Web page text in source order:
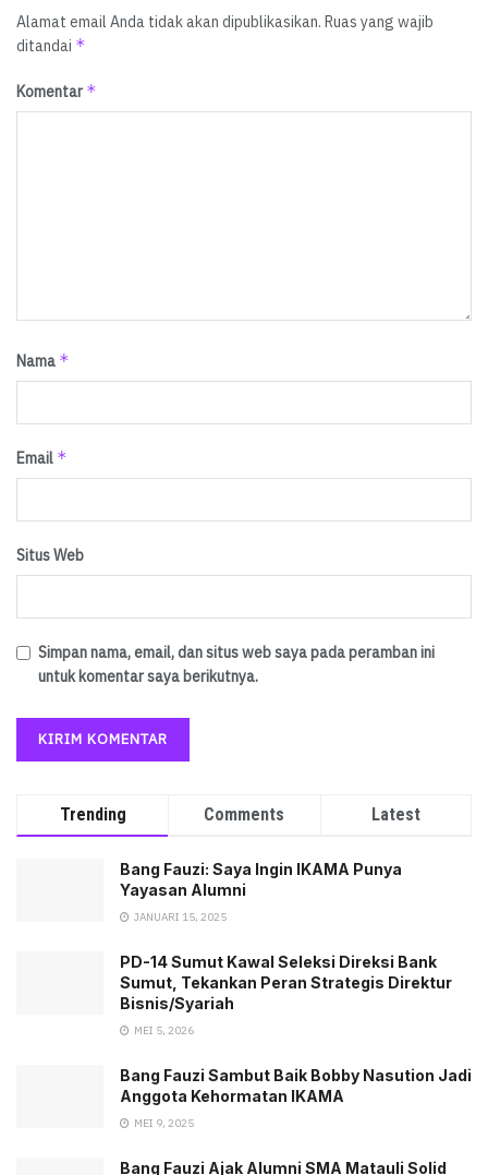
Alamat email Anda tidak akan dipublikasikan. Ruas yang wajib
ditandai *
Komentar*
Nama *
Email *
Situs Web
Simpan nama, email, dan situs web saya pada peramban ini
untuk komentar saya berikutnya.
Trending Comments Latest
Bang Fauzi: Saya Ingin IKAMA Punya
Yayasan Alumni
JANUARI 15, 2025
PD-14 Sumut Kawal Seleksi Direksi Bank
Sumut, Tekankan Peran Strategis Direktur
Bisnis/Syariah
MEI 5, 2026
Bang Fauzi Sambut Baik Bobby Nasution Jadi
Anggota Kehormatan IKAMA
MEI 9, 2025
Bang Fauzi Ajak Alumni SMA Matauli Solid